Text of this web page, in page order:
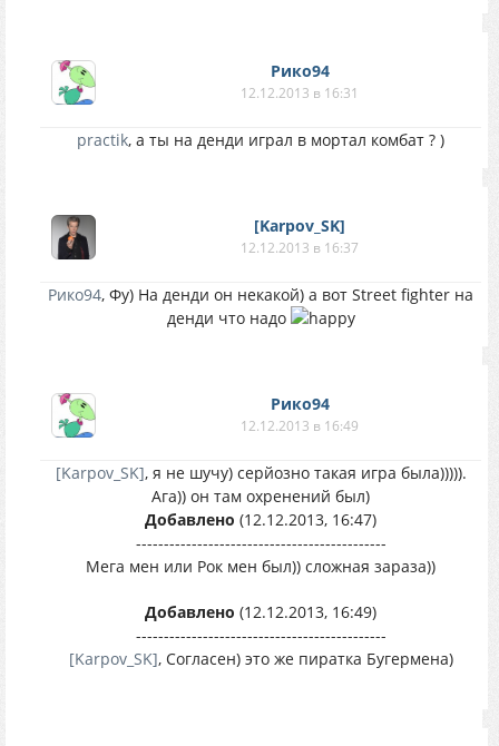
Рико94
12.12.2013 в 16:31
practik, а ты на денди играл в мортал комбат ? )
[Karpov_SK]
12.12.2013 в 16:37
Рико94, Фу) На денди он некакой) а вот Street fighter на
денди что надо
Рико94
12.12.2013 в 16:49
[Karpov_SK], я не шучу) серйозно такая игра была))))).
Ага)) он там охренений был)
Добавлено (12.12.2013, 16:47)
---------------------------------------------
Мега мен или Рок мен был)) сложная зараза))
Добавлено (12.12.2013, 16:49)
---------------------------------------------
[Karpov_SK], Согласен) это же пиратка Бугермена)